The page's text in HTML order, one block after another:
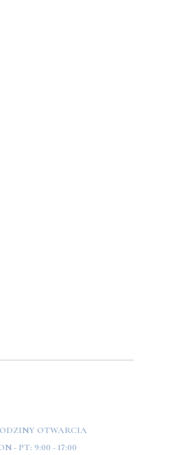
OTWARCIA
- PT: 9:00 - 17:00